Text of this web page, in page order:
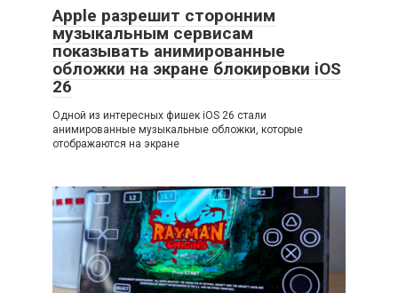
Apple разрешит сторонним
музыкальным сервисам
показывать анимированные
обложки на экране блокировки iOS
26
Одной из интересных фишек iOS 26 стали
анимированные музыкальные обложки, которые
отображаются на экране